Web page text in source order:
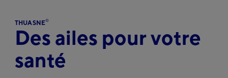
Nederlands
Poland
Polska
Slovakia
Slovenský
THUASNE®
Des ailes pour votre
santé